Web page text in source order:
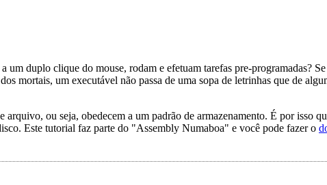
um duplo clique do mouse, rodam e efetuam tarefas pre-programadas?
mortais, um executável não passa de uma sopa de letrinhas que de
ou seja, obedecem a um padrão de armazenamento. É por isso
Este tutorial faz parte do "Assembly Numaboa" e você pode fazer o